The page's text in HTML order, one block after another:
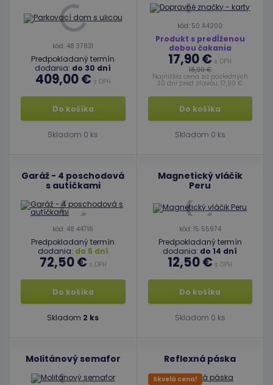
kód: 48 37831
Predpokladaný termín
dodania: do 30 dní
409,00 € s DPH
Do košíka
Skladom 0 ks
kód: 50 A4200
Produkt s predĺženou
dobou čakania
17,90 € s DPH
18,90 €
Najnižšia cena za posledných
30 dní pred zľavou: 17,90 €
Do košíka
Skladom 0 ks
Garáž - 4 poschodová
s autíčkami
kód: 48 44716
Predpokladaný termín
dodania: do 5 dní
72,50 € s DPH
Do košíka
Skladom 2 ks
Magnetický vláčik
Peru
kód: 15 55974
Predpokladaný termín
dodania: do 14 dní
12,50 € s DPH
Do košíka
Skladom 0 ks
Molitánový semafor Reflexná páska
Skvelá cena!